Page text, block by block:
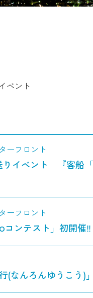
ベント
ーフロント
りイベント 『客船
ーフロント
コンテスト」初開催‼
(なんろんゆうこう)